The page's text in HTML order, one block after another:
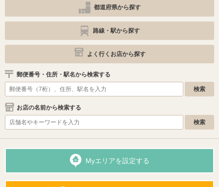
都道府県から探す
路線・駅から探す
よく行くお店から探す
郵便番号・住所・駅名から検索する
お店の名前から検索する
Myエリアを設定する